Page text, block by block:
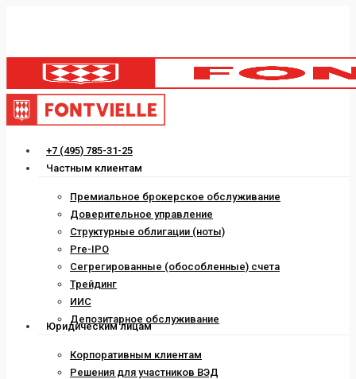
content
Menu
+7 (495) 785-31-25
Частным клиентам
Премиальное брокерское обслуживание
Доверительное управление
Структурные облигации (ноты)
Pre-IPO
Сегрегированные (обособленные) счета
Трейдинг
ИИС
Депозитарное обслуживание
Юридическим лицам
Корпоративным клиентам
Решения для участников ВЭД